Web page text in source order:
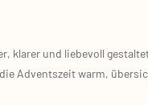
kla­rer und lie­be­voll
Advents­zeit warm,